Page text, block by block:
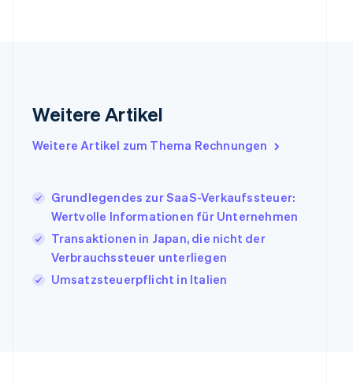
Weitere Artikel
Weitere Artikel zum Thema Rechnungen
Grundlegendes zur SaaS-Verkaufssteuer:
Wertvolle Informationen für Unternehmen
Transaktionen in Japan, die nicht der
Verbrauchssteuer unterliegen
Umsatzsteuerpflicht in Italien
English
Indien
English
Italien
ItalianoEnglish
Japan
Kanada
EnglishFrançais